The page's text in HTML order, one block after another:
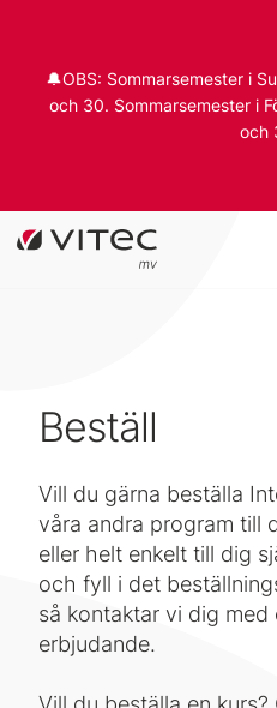
🔔OBS: Sommarsemester i
och 30. Sommarsemester i
och
Beställ
Vill du gärna beställa
våra andra program till
eller helt enkelt till dig
och fyll i det
så kontaktar vi dig
erbjudande.